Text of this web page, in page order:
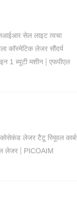
सेल लाइट त्वचा
कॉस्मेटिक लेजर सौंदर्य
1 ब्यूटी मशीन| एफपीएल
लेजर टैटू रिमूवल
लेजर| PICOAIM